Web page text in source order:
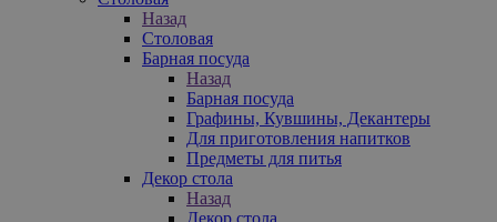
Назад
Столовая
Барная посуда
Назад
Барная посуда
Графины, Кувшины, Декантеры
Для приготовления напитков
Предметы для питья
Декор стола
Назад
Декор стола